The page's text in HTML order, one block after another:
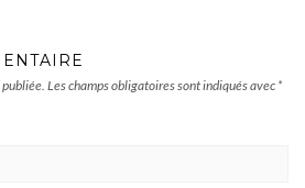
publiée. Les champs obligatoires sont indiqués avec *